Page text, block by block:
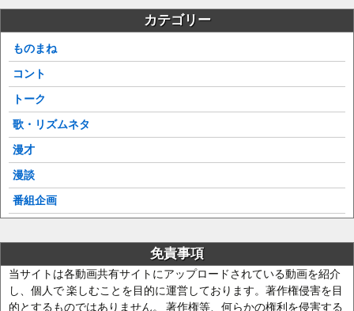
カテゴリー
ものまね
コント
トーク
歌・リズムネタ
漫才
漫談
番組企画
免責事項
当サイトは各動画共有サイトにアップロードされている動画を紹介
し、個人で 楽しむことを目的に運営しております。著作権侵害を目
的とするものではありません。 著作権等、何らかの権利を侵害する